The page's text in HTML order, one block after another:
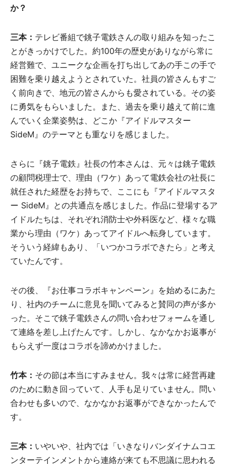
か？
三本： テレビ番組で銚子電鉄さんの取り組みを知ったこ
とがきっかけでした。約100年の歴史がありながら常に
経営難で、ユニークな企画を打ち出してあの手この手で
困難を乗り越えようとされていた。社員の皆さんもすご
く前向きで、地元の皆さんからも愛されている。その姿
に勇気をもらいました。また、過去を乗り越えて前に進
んでいく企業姿勢は、どこか『アイドルマスター
SideM』のテーマとも重なりを感じました。
さらに『銚子電鉄』社長の竹本さんは、元々は銚子電鉄
の顧問税理士で、理由（ワケ）あって電鉄会社の社長に
就任された経歴をお持ちで、ここにも『アイドルマスタ
ー SideM』との共通点を感じました。作品に登場するア
イドルたちは、それぞれ消防士や外科医など、様々な職
業から理由（ワケ）あってアイドルへ転身しています。
そういう経緯もあり、「いつかコラボできたら」と考え
ていたんです。
その後、『お仕事コラボキャンペーン』を始めるにあた
り、社内のチームに意見を聞いてみると賛同の声が多か
った。そこで銚子電鉄さんの問い合わせフォームを通し
て連絡を差し上げたんです。しかし、なかなかお返事が
もらえず一度はコラボを諦めかけました。
竹本： その節は本当にすみません。我々は常に経営再建
のために動き回っていて、人手も足りていません。問い
合わせも多いので、なかなかお返事ができなかったんで
す。
三本： いやいや、社内では「いきなりバンダイナムコエ
ンターテインメントから連絡が来ても不思議に思われる